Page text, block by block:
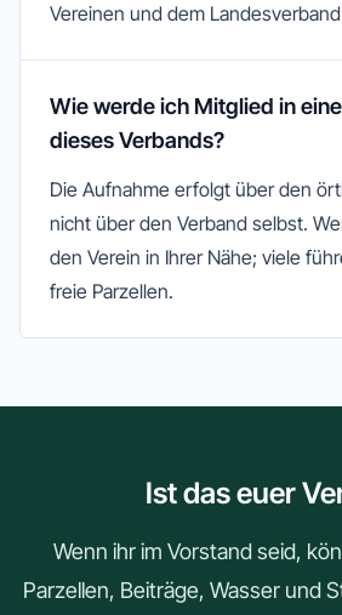
Vereinen und dem
Wie werde ich Mitglied in
dieses Verbands?
Die Aufnahme erfolgt über den
nicht über den Verband selbst.
den Verein in Ihrer Nähe; viele
freie Parzellen.
Ist das euer
Wenn ihr im Vorstand seid,
Parzellen, Beiträge, Wasser und